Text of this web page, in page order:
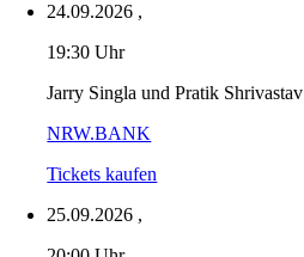
24.09.2026 ,
19:30 Uhr
Jarry Singla und Pratik Shrivastav
NRW.BANK
Tickets kaufen
25.09.2026 ,